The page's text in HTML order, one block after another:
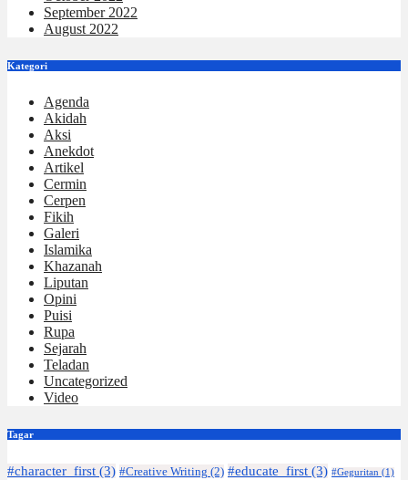
September 2022
August 2022
Kategori
Agenda
Akidah
Aksi
Anekdot
Artikel
Cermin
Cerpen
Fikih
Galeri
Islamika
Khazanah
Liputan
Opini
Puisi
Rupa
Sejarah
Teladan
Uncategorized
Video
Tagar
#character_first (3) #Creative Writing (2) #educate_first (3) #Geguritan (1)